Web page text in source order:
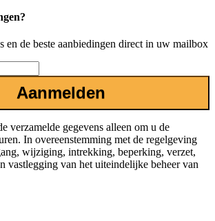
en de beste aanbiedingen direct in uw mailbox
Aanmelden
verzamelde gegevens alleen om u de
In overeenstemming met de regelgeving
wijziging, intrekking, beperking, verzet,
vastlegging van het uiteindelijke beheer van